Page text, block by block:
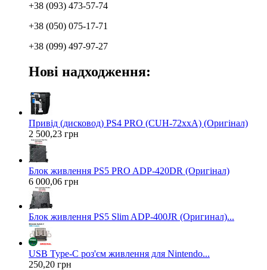
+38 (093) 473-57-74
+38 (050) 075-17-71
+38 (099) 497-97-27
Нові надходження:
Привід (дисковод) PS4 PRO (CUH-72xxA) (Оригінал)
2 500,23 грн
Блок живлення PS5 PRO ADP-420DR (Оригінал)
6 000,06 грн
Блок живлення PS5 Slim ADP-400JR (Оригинал)...
USB Type-C роз'єм живлення для Nintendo...
250,20 грн